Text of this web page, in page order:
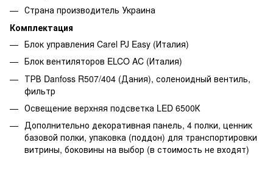
Страна производитель Украина
Комплектация
Блок управления Carel PJ Easy (Италия)
Блок вентиляторов ELCO AC (Италия)
ТРВ Danfoss R507/404 (Дания), соленоидный вентиль,
фильтр
Освещение верхняя подсветка LED 6500К
Дополнительно декоративная панель, 4 полки, ценник
базовой полки, упаковка (поддон) для транспортировки
витрины, боковины на выбор (в стоимость не входят)